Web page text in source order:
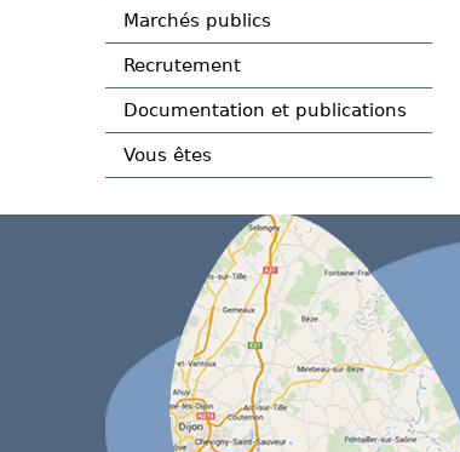
Marchés publics
Recrutement
Documentation et publications
Vous êtes